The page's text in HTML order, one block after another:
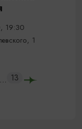
19:30
1
... 13